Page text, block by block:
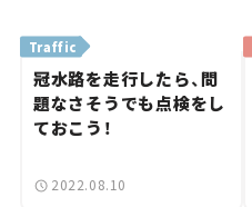
Traffic
冠水路を走行したら、問
題なさそうでも点検をし
ておこう！
2022.08.10